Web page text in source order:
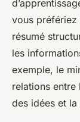
vous préfériez
résumé
les
exemple, le
relations entre
des idées et